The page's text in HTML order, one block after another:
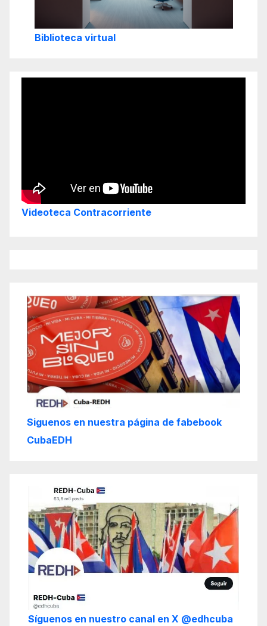
Biblioteca virtual
Videoteca Contracorriente
Siguenos en nuestra página de fabebook
CubaEDH
Síguenos en nuestro canal en X @edhcuba